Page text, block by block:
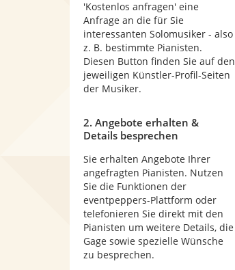
'Kostenlos anfragen' eine
Anfrage an die für Sie
interessanten Solomusiker - also
z. B. bestimmte Pianisten.
Diesen Button finden Sie auf den
jeweiligen Künstler-Profil-Seiten
der Musiker.
2. Angebote erhalten &
Details besprechen
Sie erhalten Angebote Ihrer
angefragten Pianisten. Nutzen
Sie die Funktionen der
eventpeppers-Plattform oder
telefonieren Sie direkt mit den
Pianisten um weitere Details, die
Gage sowie spezielle Wünsche
zu besprechen.